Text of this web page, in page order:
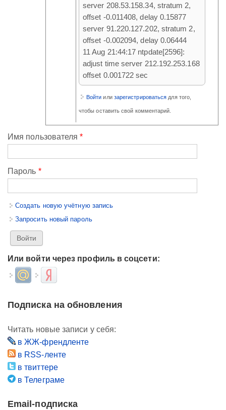
server 208.53.158.34, stratum 2,
offset -0.011408, delay 0.15877
server 91.220.127.202, stratum 2,
offset -0.002094, delay 0.06444
11 Aug 21:44:17 ntpdate[2596]:
adjust time server 212.192.253.168
offset 0.001722 sec
Войти или зарегистрироваться для того,
чтобы оставить свой комментарий.
Имя пользователя*
Пароль *
Создать новую учётную запись
Запросить новый пароль
Или войти через профиль в соцсети:
Login with Mail.ruLogin with Яндекс
Подписка на обновления
Читать новые записи у себя:
в ЖЖ-френдленте
в RSS-ленте
в твиттере
в Телеграме
Email-подписка